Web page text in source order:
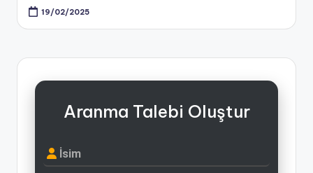
19/02/2025
Aranma Talebi Oluştur
İsim